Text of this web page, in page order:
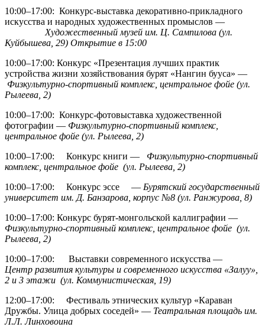
10:00–17:00: Конкурс-выставка декоративно-прикладного
искусства и народных художественных промыслов —
Художественный музей им. Ц. Сампилова (ул.
Куйбышева, 29) Открытие в 15:00
10:00–17:00: Конкурс «Презентация лучших практик
устройства жизни хозяйствования бурят «Нангин бууса» —
Физкультурно-спортивный комплекс, центральное фойе (ул.
Рылеева, 2)
10:00–17:00: Конкурс-фотовыставка художественной
фотографии — Физкультурно-спортивный комплекс,
центральное фойе (ул. Рылеева, 2)
10:00–17:00: Конкурс книги — Физкультурно-спортивный
комплекс, центральное фойе (ул. Рылеева, 2)
10:00–17:00: Конкурс эссе — Бурятский государственный
университет им. Д. Банзарова, корпус №8 (ул. Ранжурова, 8)
10:00–17:00: Конкурс бурят-монгольской каллиграфии —
Физкультурно-спортивный комплекс, центральное фойе (ул.
Рылеева, 2)
10:00–17:00: Выставки современного искусства —
Центр развития культуры и современного искусства «Залуу»,
2 и 3 этажи (ул. Коммунистическая, 19)
12:00–17:00: Фестиваль этнических культур «Караван
Дружбы. Улица добрых соседей» — Театральная площадь им.
Л.Л. Линховоина